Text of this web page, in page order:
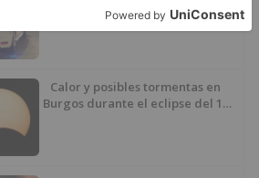
por el robo de cableado y por
atentado contra los agentes
Calor y posibles tormentas en
Burgos durante el eclipse del 12